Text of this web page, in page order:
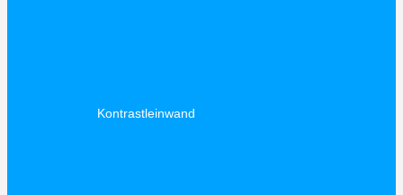
Kontrastleinwand